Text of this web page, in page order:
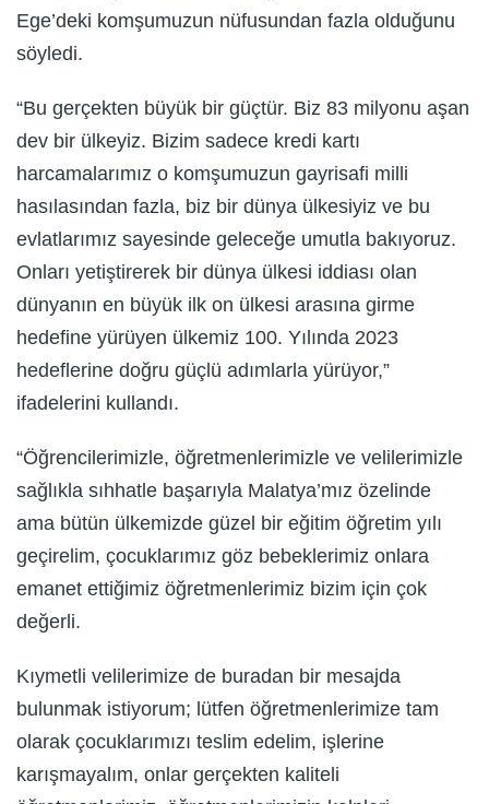
Ege’deki komşumuzun nüfusundan fazla olduğunu
söyledi.
“Bu gerçekten büyük bir güçtür. Biz 83 milyonu aşan
dev bir ülkeyiz. Bizim sadece kredi kartı
harcamalarımız o komşumuzun gayrisafi milli
hasılasından fazla, biz bir dünya ülkesiyiz ve bu
evlatlarımız sayesinde geleceğe umutla bakıyoruz.
Onları yetiştirerek bir dünya ülkesi iddiası olan
dünyanın en büyük ilk on ülkesi arasına girme
hedefine yürüyen ülkemiz 100. Yılında 2023
hedeflerine doğru güçlü adımlarla yürüyor,”
ifadelerini kullandı.
“Öğrencilerimizle, öğretmenlerimizle ve velilerimizle
sağlıkla sıhhatle başarıyla Malatya’mız özelinde
ama bütün ülkemizde güzel bir eğitim öğretim yılı
geçirelim, çocuklarımız göz bebeklerimiz onlara
emanet ettiğimiz öğretmenlerimiz bizim için çok
değerli.
Kıymetli velilerimize de buradan bir mesajda
bulunmak istiyorum; lütfen öğretmenlerimize tam
olarak çocuklarımızı teslim edelim, işlerine
karışmayalım, onlar gerçekten kaliteli